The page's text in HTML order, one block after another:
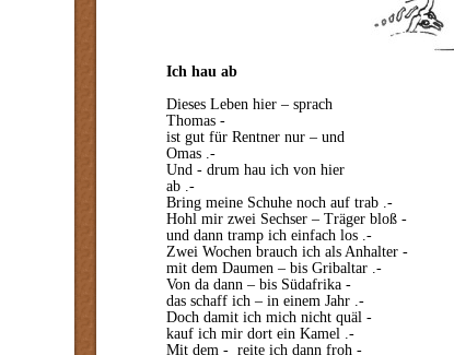
Ich hau ab
Dieses Leben hier – sprach
Thomas -
ist gut für Rentner nur – und
Omas .-
Und - drum hau ich von hier
ab .-
Bring meine Schuhe noch auf trab .-
Hohl mir zwei Sechser – Träger bloß -
und dann tramp ich einfach los .-
Zwei Wochen brauch ich als Anhalter -
mit dem Daumen – bis Gribaltar .-
Von da dann – bis Südafrika -
das schaff ich – in einem Jahr .-
Doch damit ich mich nicht quäl -
kauf ich mir dort ein Kamel .-
Mit dem - reite ich dann froh -